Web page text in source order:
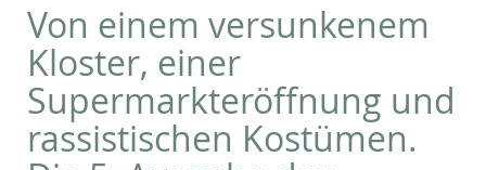
Von einem versunkenem
Kloster, einer
Supermarkteröffnung und
rassistischen Kostümen.